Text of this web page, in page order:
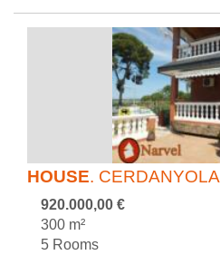
HOUSE.
920.000,00 €
300 m²
5 Rooms